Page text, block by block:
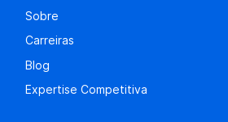
Sobre
Carreiras
Blog
Expertise Competitiva